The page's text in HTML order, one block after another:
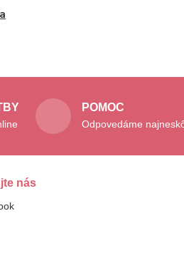
POMOC
Odpovedáme
nás